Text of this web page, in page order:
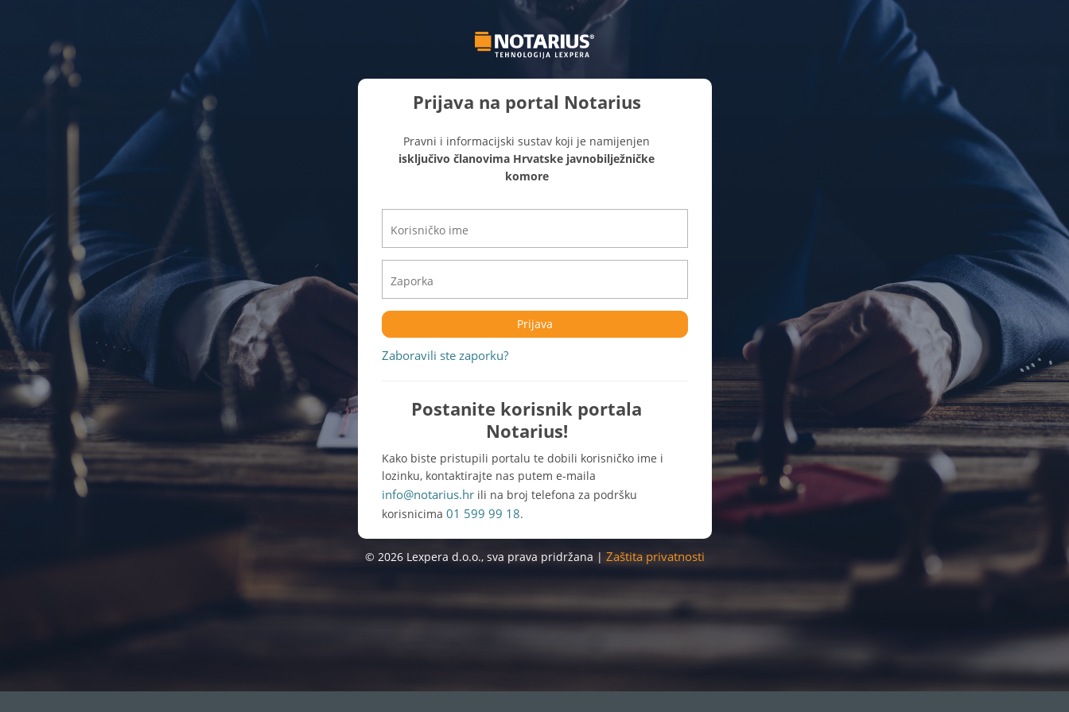
Prijava na portal Notarius
Pravni i informacijski sustav koji je namijenjen
isključivo članovima Hrvatske javnobilježničke
komore
Prijava
Zaboravili ste zaporku?
Postanite korisnik portala
Notarius!
Kako biste pristupili portalu te dobili korisničko ime i
lozinku, kontaktirajte nas putem e-maila
info@notarius.hrili na broj telefona za podršku
korisnicima 01 599 99 18.
© 2026 Lexpera d.o.o., sva prava pridržana | Zaštita privatnosti